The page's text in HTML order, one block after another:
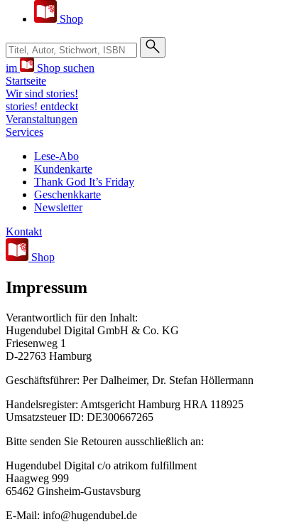
Shop
Suche bei Hugendubel
im
Shop suchen
Startseite
Wir sind stories!
stories! entdeckt
Veranstaltungen
Services
Lese-Abo
Kundenkarte
Thank God It’s Friday
Geschenkkarte
Newsletter
Kontakt
Shop
Impressum
Verantwortlich für den Inhalt:
Hugendubel Digital GmbH & Co. KG
Friesenweg 1
D-22763 Hamburg
Geschäftsführer: Per Dalheimer, Dr. Stefan Höllermann
Handelsregister: Amtsgericht Hamburg HRA 118925
Umsatzsteuer ID: DE300667265
Bitte senden Sie Retouren ausschließlich an:
Hugendubel Digital c/o atrikom fulfillment
Haagweg 999
65462 Ginsheim-Gustavsburg
E-Mail: info@hugendubel.de